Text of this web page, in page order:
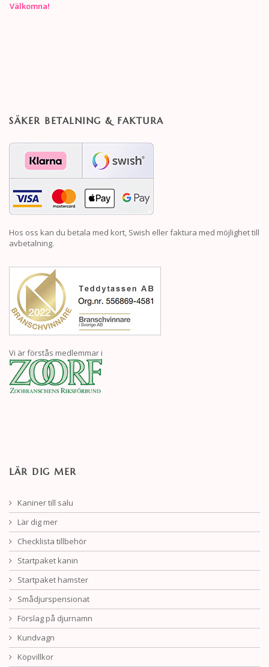
Välkomna!
SÄKER BETALNING & FAKTURA
Hos oss kan du betala med kort, Swish eller faktura med möjlighet till
avbetalning.
Vi är förstås medlemmar i
LÄR DIG MER
Kaniner till salu
Lär dig mer
Checklista tillbehör
Startpaket kanin
Startpaket hamster
Smådjurspensionat
Förslag på djurnamn
Kundvagn
Köpvillkor